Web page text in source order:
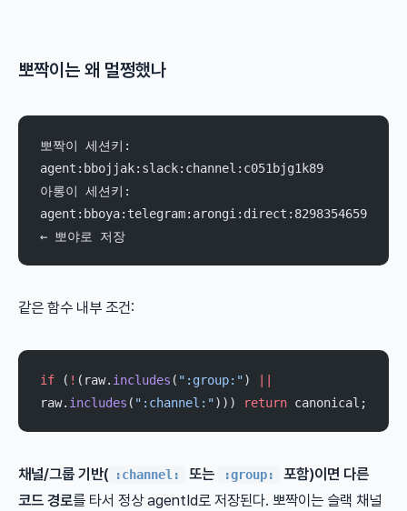
뽀짝이는 왜 멀쩡했나
뽀짝이 세션키:
agent:bbojjak:slack:channel:c051bjg1k89
아롱이 세션키:
agent:bboya:telegram:arongi:direct:8298354659
← 뽀야로 저장
같은 함수 내부 조건:
if ( ! (raw. includes ( ":group:")
raw. includes ( ":channel:"))) return canonical;
채널/그룹 기반( :channel: 또는 :group:
포함)이면 다른
코드 경로를 타서 정상 agentId로 저장된다. 뽀짝이는 슬랙 채널